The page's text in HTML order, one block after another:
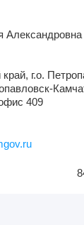
Александровна
г.о.
409